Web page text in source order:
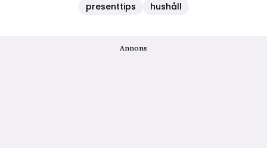
presenttips hushåll
Annons